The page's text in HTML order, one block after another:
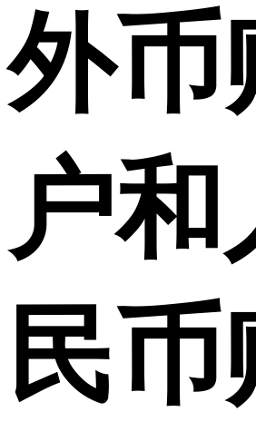
外币
户和
民币